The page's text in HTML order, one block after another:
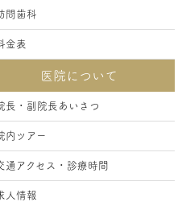
問歯科
金表
医院について
長・副院長あいさつ
内ツアー
通アクセス・診療時間
人情報